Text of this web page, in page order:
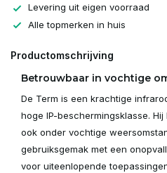
Levering uit eigen voorraad
Alle topmerken in huis
Productomschrijving
Betrouwbaar in vochtige
De Term is een krachtige
hoge IP-beschermingsklasse.
ook onder vochtige
gebruiksgemak met een
voor uiteenlopende